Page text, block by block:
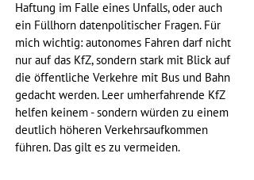
Haftung im Falle eines Unfalls, oder auch
ein Füllhorn datenpolitischer Fragen. Für
mich wichtig: autonomes Fahren darf nicht
nur auf das KfZ, sondern stark mit Blick auf
die öffentliche Verkehre mit Bus und Bahn
gedacht werden. Leer umherfahrende KfZ
helfen keinem - sondern würden zu einem
deutlich höheren Verkehrsaufkommen
führen. Das gilt es zu vermeiden.